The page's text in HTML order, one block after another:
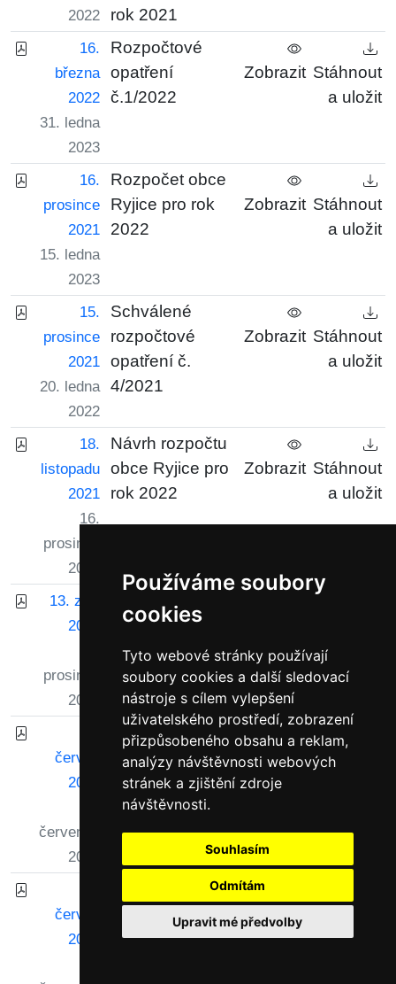
Používáme soubory
cookies
Tyto webové stránky používají
soubory cookies a další sledovací
nástroje s cílem vylepšení
uživatelského prostředí, zobrazení
přizpůsobeného obsahu a reklam,
analýzy návštěvnosti webových
stránek a zjištění zdroje
návštěvnosti.
Souhlasím
Odmítám
Upravit mé předvolby
2022
rok 2021
16.
března
2022
31. ledna
2023
Rozpočtové
opatření
č.1/2022
Zobrazit Stáhnout
a uložit
16.
prosince
2021
15. ledna
2023
Rozpočet obce
Ryjice pro rok
2022
Zobrazit Stáhnout
a uložit
15.
prosince
2021
20. ledna
2022
Schválené
rozpočtové
opatření č.
4/2021
Zobrazit Stáhnout
a uložit
18.
listopadu
2021
16.
prosince
2021
Návrh rozpočtu
obce Ryjice pro
rok 2022
Zobrazit Stáhnout
a uložit
13. září
2021
prosince
2021
rozpočtové
opatření č.
3/2021
června
2021
července
2021
Závěrečný účet
obce Ryjice za
rok 2020
Zobrazit Stáhnout
června
2021
opatření
č.2/2021
Zobrazit
a uložit